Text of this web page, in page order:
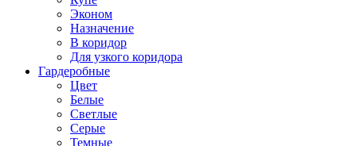
Эконом
Назначение
В коридор
Для узкого коридора
Гардеробные
Цвет
Белые
Светлые
Серые
Темные